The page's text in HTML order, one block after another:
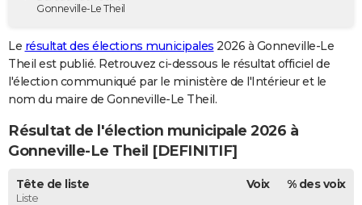
Destinations
City break
Voyage nature
Voyage de noces
Forum
GUIDES D'ACHAT
BONS PLANS
Carte de Noël
Carte Bonne année
Carte Saint-Valentin
Carte Pâques
Carte d'anniversaire
DICTIONNAIRE
Dictionnaire
Biographies
Citations
Expressions
Proverbes
PROGRAMME TV
Gonneville-Le Theil
Le résultat des élections municipales 2026 à Gonneville-Le
Theil est publié. Retrouvez ci-dessous le résultat officiel de
l'élection communiqué par le ministère de l'Intérieur et le
nom du maire de Gonneville-Le Theil.
Résultat de l'élection municipale 2026 à
Gonneville-Le Theil [DEFINITIF]
Tête de liste
Liste
Voix % des voix